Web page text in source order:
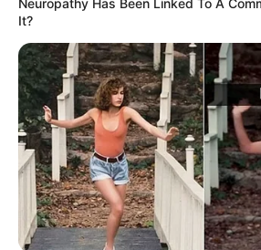
heilklimatischerKurortist und viele
gehören.
Schluchtensteig
Durch die Kreise
Hochschwarzwald
ein ausgeschilderter,
Wanderweg. Er führt durch mehrere
Klammen des Südschwarzwaldes.
sechs Etappen zu erwandernden
Neuropathy Has Been Linked To A
It?